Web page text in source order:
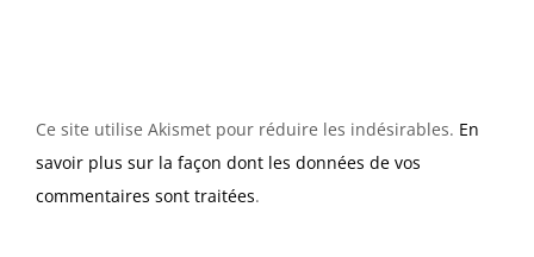
Ce site utilise Akismet pour réduire les indésirables. En
savoir plus sur la façon dont les données de vos
commentaires sont traitées.